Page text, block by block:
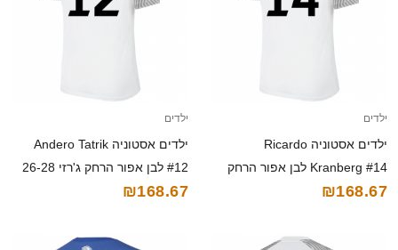
ילדים
ילדים אסטוניה Ricardo
Kranberg #14 לבן אפור הרחק
ג'רזי 26-28 חולצה קצרה
₪168.67
ילדים
ילדים אסטוניה Andero Tatrik
#12 לבן אפור הרחק ג'רזי 26-28
חולצה קצרה
₪168.67